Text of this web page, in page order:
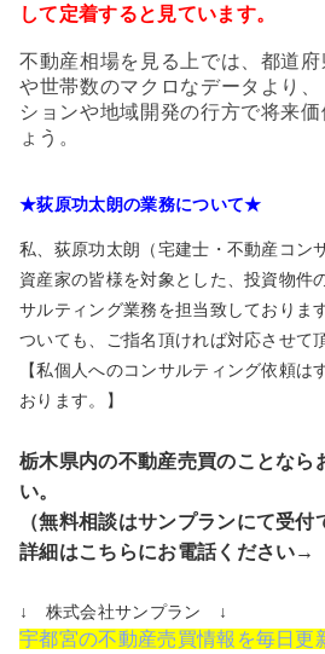
して定着すると見ています。
不動産相場を見る上では、都道
や世帯数のマクロなデータより
ションや地域開発の行方で将来
ょう。
★荻原功太朗の業務について★
私、荻原功太朗（宅建士・不動産コン
資産家の皆様を対象とした、投資物件
サルティング業務を担当致しておりま
ついても、ご指名頂ければ対応させて
【私個人へのコンサルティング依頼は
おります。】
栃木県内の不動産売買のことなら
い。
（無料相談はサンプランにて受付
詳細はこちらにお電話ください→【
↓ 株式会社サンプラン ↓
宇都宮の不動産売買情報を毎日